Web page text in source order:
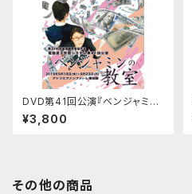
DVD第41回公演『ベンジャミン
の教室』
¥3,800
その他の商品